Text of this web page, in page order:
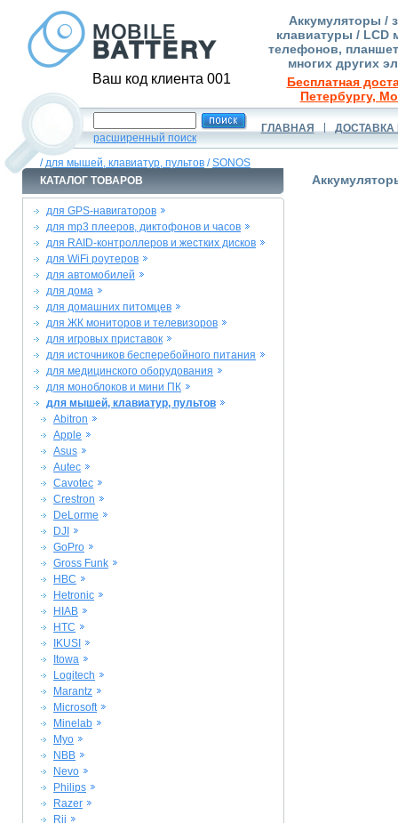
Ваш код клиента 001
Аккумуляторы /
клавиатуры / LCD
телефонов,
многих других
Бесплатная
Петербургу,
расширенный поиск
ГЛАВНАЯ ДОСТАВКА
/для мышей, клавиатур, пультов /SONOS
КАТАЛОГ ТОВАРОВ
для GPS-навигаторов
для mp3 плееров, диктофонов и часов
для RAID-контроллеров и жестких дисков
для WiFi роутеров
для автомобилей
для дома
для домашних питомцев
для ЖК мониторов и телевизоров
для игровых приставок
для источников бесперебойного питания
для медицинского оборудования
для моноблоков и мини ПК
для мышей, клавиатур, пультов
Abitron
Apple
Asus
Autec
Cavotec
Crestron
DeLorme
DJI
GoPro
Gross Funk
HBC
Hetronic
HIAB
HTC
IKUSI
Itowa
Logitech
Marantz
Microsoft
Minelab
Myo
NBB
Nevo
Philips
Razer
Rii